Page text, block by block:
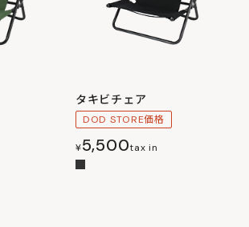
タキビチェア
DOD STORE価格
¥5,500tax in